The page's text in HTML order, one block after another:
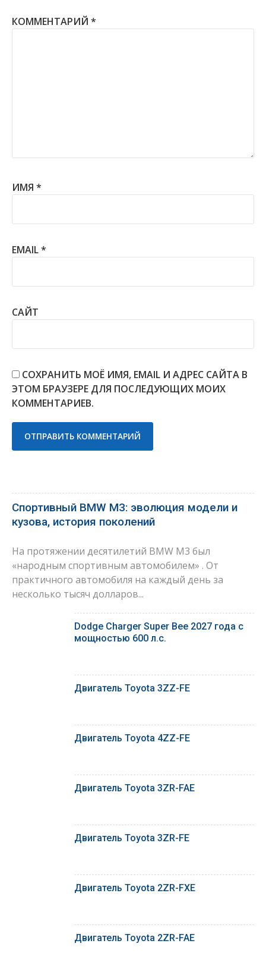
КОММЕНТАРИЙ *
ИМЯ *
EMAIL*
САЙТ
СОХРАНИТЬ МОЁ ИМЯ, EMAIL И АДРЕС САЙТА В
ЭТОМ БРАУЗЕРЕ ДЛЯ ПОСЛЕДУЮЩИХ МОИХ
КОММЕНТАРИЕВ.
Спортивный BMW M3: эволюция модели и
кузова, история поколений
На протяжении десятилетий BMW M3 был
«народным спортивным автомобилем» . От
практичного автомобиля на каждый день за
несколько тысяч долларов...
Dodge Charger Super Bee 2027 года с
мощностью 600 л.с.
Двигатель Toyota 3ZZ-FE
Двигатель Toyota 4ZZ-FE
Двигатель Toyota 3ZR-FAE
Двигатель Toyota 3ZR-FE
Двигатель Toyota 2ZR-FXE
Двигатель Toyota 2ZR-FAE